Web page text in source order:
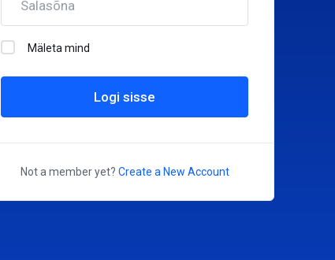
Mäleta mind
Logi sisse
Not a member yet? Create a New Account